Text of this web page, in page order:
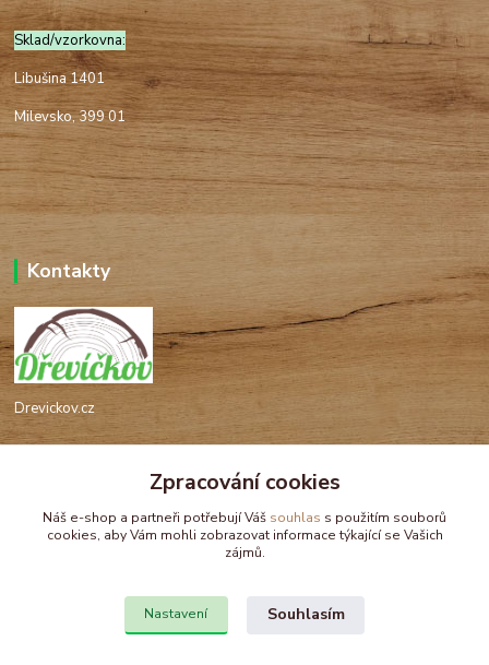
Sklad/vzorkovna:
Libušina 1401
Milevsko, 399 01
Kontakty
Drevickov.cz
+420 732 488 676
drevickov@drevickov.cz, info@drevickov.cz
Zpracování cookies
Náš e-shop a partneři potřebují Váš souhlas s použitím souborů
cookies, aby Vám mohli zobrazovat informace týkající se Vašich
zájmů.
Nastavení Souhlasím